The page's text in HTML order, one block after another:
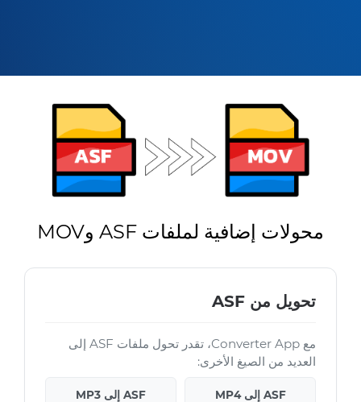
محولات إضافية لملفات ASF وMOV
تحويل من ASF
مع Converter App، تقدر تحول ملفات ASF إلى
العديد من الصيغ الأخرى:
ASF إلى MP4 ASF إلى MP3